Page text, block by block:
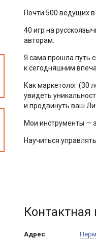
Почти 500 ведущих
40 игр на
авторам.
Я сама прошла путь
к сегодняшним
Как маркетолог (30
увидеть
и продвинуть ваш
Мои инструменты —
Научиться
Адрес